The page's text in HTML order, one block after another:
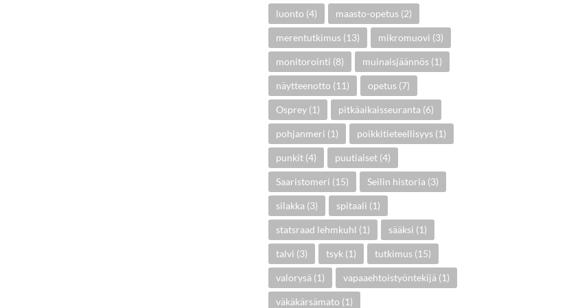
luonto (4) maasto-opetus (2)
merentutkimus (13) mikromuovi (3)
monitorointi (8) muinaisjäännös (1)
näytteenotto (11) opetus (7)
Osprey (1) pitkäaikaisseuranta (6)
pohjanmeri (1) poikkitieteellisyys (1)
punkit (4) puutiaiset (4)
Saaristomeri (15) Seilin historia (3)
silakka (3) spitaali (1)
statsraad lehmkuhl (1) sääksi (1)
talvi (3) tsyk (1) tutkimus (15)
valorysä (1) vapaaehtoistyöntekijä (1)
väkäkärsämato (1)